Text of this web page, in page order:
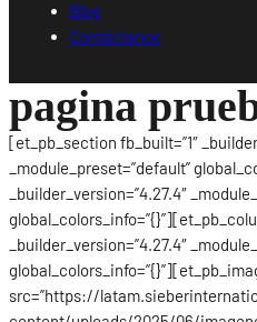
Blog
Contáctanos
pagina
[et_pb_section fb_built=”1″
_module_preset=”default”
_builder_version=”4.27.4″
_builder_version=”4.27.4″
src=”https://